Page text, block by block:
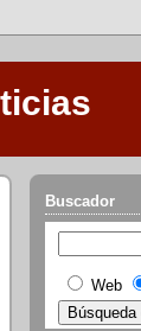
Buscador
Web